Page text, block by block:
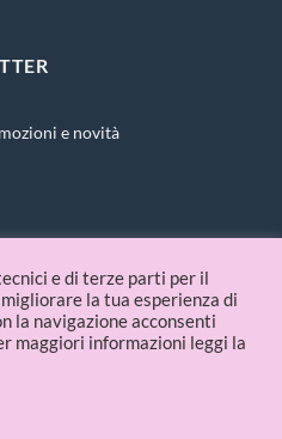
e novità
P.IVA 09336481214
e di terze parti per il
la tua esperienza di
la navigazione acconsenti
maggiori informazioni leggi la